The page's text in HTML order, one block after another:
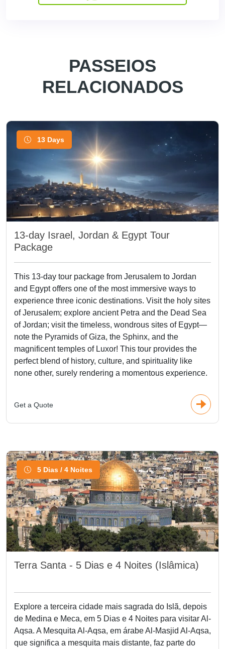
PASSEIOS
RELACIONADOS
13 Days
13-day Israel, Jordan & Egypt Tour
Package
This 13-day tour package from Jerusalem to Jordan
and Egypt offers one of the most immersive ways to
experience three iconic destinations. Visit the holy sites
of Jerusalem; explore ancient Petra and the Dead Sea
of Jordan; visit the timeless, wondrous sites of Egypt—
note the Pyramids of Giza, the Sphinx, and the
magnificent temples of Luxor! This tour provides the
perfect blend of history, culture, and spirituality like
none other, surely rendering a momentous experience.
Get a Quote
5 Dias / 4 Noites
Terra Santa - 5 Dias e 4 Noites (Islâmica)
Explore a terceira cidade mais sagrada do Islã, depois
de Medina e Meca, em 5 Dias e 4 Noites para visitar Al-
Aqsa. A Mesquita Al-Aqsa, em árabe Al-Masjid Al-Aqsa,
que significa a mesquita mais distante, faz parte do